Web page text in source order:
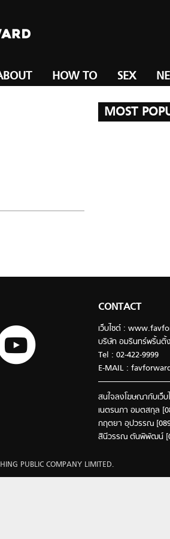
HOW TO SEX
MOST
CONTACT
เว็บไซต์ :
บริษัท อมรินทร์พริ้นติ้
Tel : 02-422-9999
E-MAIL :
สนใจลงโฆษณากับเว็บ
เนตรนภา อมตสกุล
กฤตยา อุปวรรณ
สินีวรรณ ตันพิพัฒน์
PUBLIC COMPANY LIMITED.